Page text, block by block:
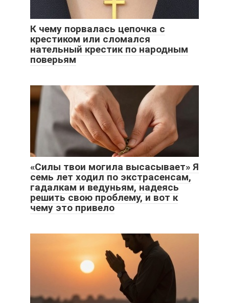
К чему порвалась цепочка с
крестиком или сломался
нательный крестик по народным
поверьям
«Силы твои могила высасывает» Я
семь лет ходил по экстрасенсам,
гадалкам и ведуньям, надеясь
решить свою проблему, и вот к
чему это привело